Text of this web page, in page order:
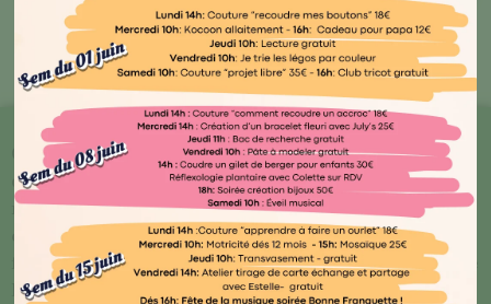
Bout'🖤 Kocoon
Chez Kocoon Family, chaque détail compte ! Plongez
dans notre univers où qualité et originalité se
rencontrent. Explorez notre vaste gamme de produits
conçus avec amour par des artisans normands ou
français, ainsi que des marques renommées telles que
Djego et Le Petit Souk.